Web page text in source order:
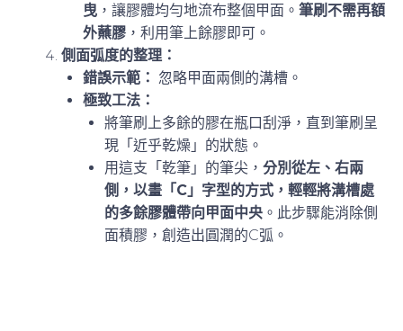
曳 ，讓膠體均勻地流布整個甲面。 筆刷不需再額
外蘸膠 ，利用筆上餘膠即可。
側面弧度的整理：
錯誤示範： 忽略甲面兩側的溝槽。
極致工法：
將筆刷上多餘的膠在瓶口刮淨，直到筆刷呈
現「近乎乾燥」的狀態。
用這支「乾筆」的筆尖， 分別從左、右兩
側，以畫「C」字型的方式，輕輕將溝槽處
的多餘膠體帶向甲面中央 。此步驟能消除側
面積膠，創造出圓潤的C弧。